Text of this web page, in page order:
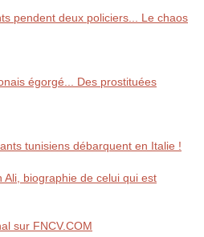
pendent deux policiers... Le chaos
égorgé... Des prostituées
tunisiens débarquent en Italie !
Ali, biographie de celui qui est
sur FNCV.COM